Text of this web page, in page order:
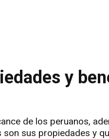
y
de los peruanos,
sus propiedades y